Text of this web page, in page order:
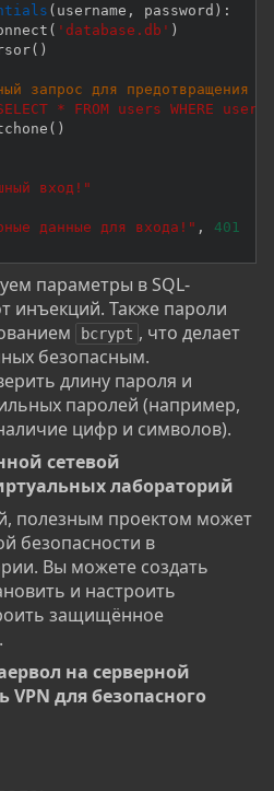
( username , password ) :
( 'database.db' )
( )
запрос для предотвращения
* FROM users WHERE
( )
вход!"
данные для входа!" , 401
параметры в SQL-
инъекций. Также пароли
bcrypt , что делает
безопасным.
длину пароля и
паролей (например,
цифр и символов).
сетевой
лабораторий​
полезным проектом может
безопасности в
Вы можете создать
и настроить
защищённое
на серверной
для безопасного